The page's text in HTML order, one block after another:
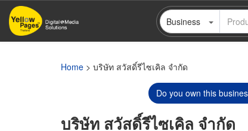
Skip
main
Business
Home > บริษัท สวัสดิ์รีไซเคิล จำกัด
Do you own this
บริษัท สวัสดิ์รีไซเคิล จำกัด